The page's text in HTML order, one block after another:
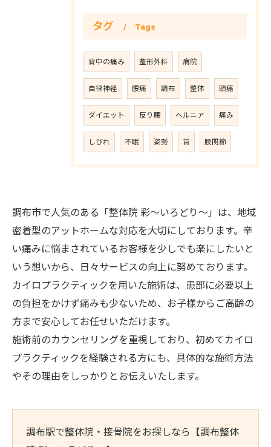
タグ Tags
背中の痛み 整形外科 病院
自律神経 腰痛 調布 整体 頭痛
ダイエット 反り腰 ヘルニア 痛み
しびれ 不眠 姿勢 首 股関節
調布市で人気のある「整体院 彩〜いろどり〜」は、地域
密着型のアットホームな対応を大切にしております。辛
い痛みに悩まされているお客様を少しでも楽にしたいと
いう想いから、日々サービスの向上に努めております。
カイロプラクティックを用いた施術は、患部に必要以上
の負担をかけず痛みも少ないため、お子様からご高齢の
方まで安心してお任せいただけます。
施術前のカウンセリングを重視しており、初めてカイロ
プラクティックを経験される方にも、具体的な施術方法
やその理由をしっかりとお伝えいたします。
調布駅で整体院・接骨院をお探しなら【調布整体
お問い合わせはこちら